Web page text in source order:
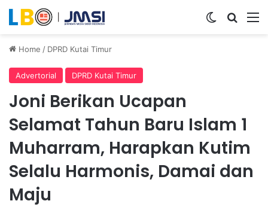
Switch skin
Home / DPRD Kutai Timur
Advertorial DPRD Kutai Timur
Joni Berikan Ucapan
Selamat Tahun Baru Islam 1
Muharram, Harapkan Kutim
Selalu Harmonis, Damai dan
Maju